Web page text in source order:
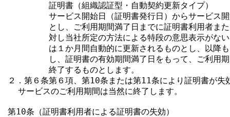
        証明書（組織認証型・自動契約更新タイプ）
サービス開始日（証明書発行日）からサービス
とし、ご利用期間満了日までに証明書利用者ま
対し当社所定の方法による特段の意思表示がな
は１か月間自動的に更新されるものとし、以降
し、証明書の有効期間満了日をもって、ご利用
        終了するものとします。
２．第６条第６項、第10条または第11条により証明書が失
  サービスのご利用期間は当然に終了します。
第10条（証明書利用者による証明書の失効）